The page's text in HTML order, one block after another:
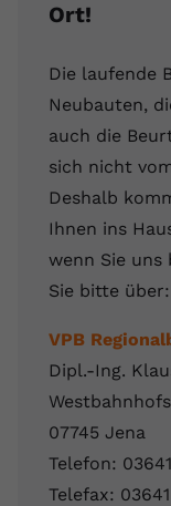
Ort!
Die laufende
Neubauten,
auch die
sich nicht
Deshalb
Ihnen ins
wenn Sie uns
Sie bitte über:
VPB
Dipl.-Ing.
07745 Jena
Telefon:
Telefax: